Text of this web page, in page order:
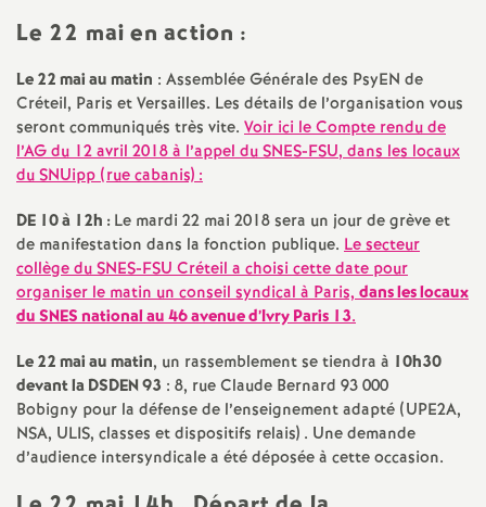
n
s
i
g
n
e
m
Le 22 mai en action :
Le 22 mai au matin : Assemblée Générale des PsyEN de
Créteil, Paris et Versailles. Les détails de l’organisation vous
seront communiqués très vite. Voir ici le Compte rendu de
l’AGdu 12 avril 2018 à l’appel duSNES-FSU, dans les locaux
du SNUipp (rue cabanis) :
DE 10 à 12h :Le mardi 22 mai 2018 sera un jour de grève et
de manifestation dans la fonction publique. Le secteur
collège duSNES-FSUCréteil a choisi cette date pour
organiser le matin un conseil syndical à Paris,dans les locaux
duSNESnational au 46 avenue d’Ivry Paris 13.
Le 22 mai au matin, un rassemblement se tiendra à 10h30
devant laDSDEN93 : 8, rue Claude Bernard 93 000
Bobigny pour la défense de l’enseignement adapté (UPE2A,
NSA, ULIS, classes et dispositifs relais) . Une demande
d’audience intersyndicale a été déposée à cette occasion.